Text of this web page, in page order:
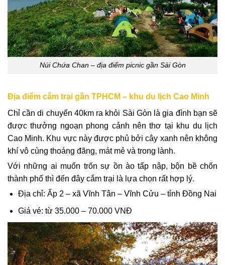
Núi Chứa Chan – địa điểm picnic gần Sài Gòn
Địa điểm cắm trại gần TPHCM – khu du lịch Cao Minh
Chỉ cần di chuyển 40km ra khỏi Sài Gòn là gia đình bạn sẽ
được thưởng ngoạn phong cảnh nên thơ tại khu du lịch
Cao Minh. Khu vực này được phủ bởi cây xanh nên không
khí vô cùng thoáng đãng, mát mẻ và trong lành.
Với những ai muốn trốn sự ồn ào tấp nập, bộn bề chốn
thành phố thì đến đây cắm trại là lựa chọn rất hợp lý.
Địa chỉ: Ấp 2 – xã Vĩnh Tân – Vĩnh Cửu – tỉnh Đồng Nai
Giá vé: từ 35.000 – 70.000 VNĐ